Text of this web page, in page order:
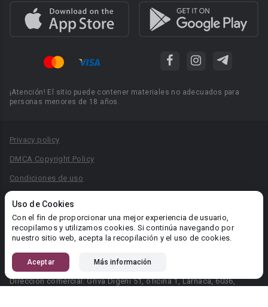
Uso de Cookies
Con el fin de proporcionar una mejor experiencia de usuario,
recopilamos y utilizamos cookies. Si continúa navegando por
nuestro sitio web, acepta la recopilación y el uso de cookies.
Aceptar Más información
¡Atención! El sitio puede contener materiales no adecuados para
personas menores de 18 años.
Privacy policy
DMCA Copyright Policy
Condiciones de uso
Reglas para la publicación de libros
Área RR.PP.: pr@booknet.com
© 2026 Booknet. Todos los derechos reservados.
Dirección comercial: Griva Digeni 51, oficina 1, Larnaca, 6036,